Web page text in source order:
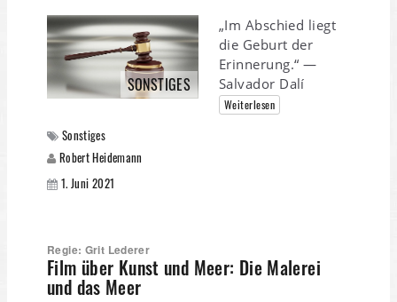
SONSTIGES
„Im Abschied liegt
die Geburt der
Erinnerung.“ —
Salvador Dalí
Weiterlesen
Sonstiges
Robert Heidemann
1. Juni 2021
Regie: Grit Lederer
Film über Kunst und Meer: Die Malerei
und das Meer